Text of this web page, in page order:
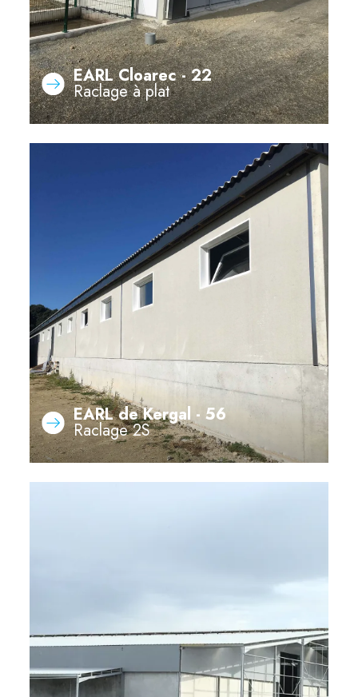
EARL Cloarec - 22
Raclage à plat
EARL de Kergal - 56
Raclage 2S